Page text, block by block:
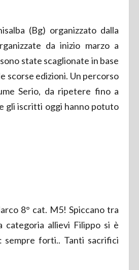
(Bg) organizzato dalla
da inizio marzo a
state scaglionate in base
scorse edizioni. Un percorso
Serio, da ripetere fino a
gli iscritti oggi hanno potuto
8° cat. M5! Spiccano tra
allievi Filippo si è
sempre forti.. Tanti sacrifici